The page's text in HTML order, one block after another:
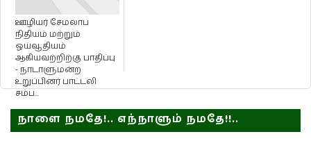
ஊழியர் சேமலாப
நிதியம் மற்றும்
ஓய்வூதியம்
ஆகியவற்றிற்கு பாதிப்பு
- நாடாளுமன்ற
உறுப்பினர் பாட்டலி
சம்ப...
நாளை நமதே!.. எந்நாளும் நமதே!!..